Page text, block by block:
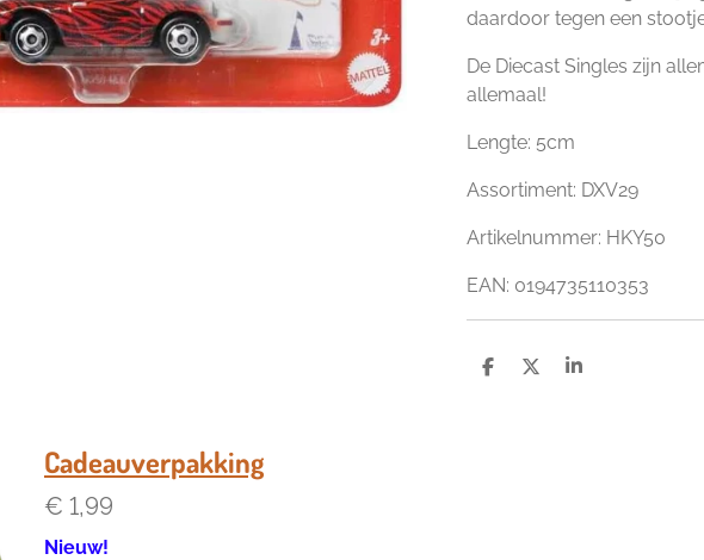
daardoor tegen een
De Diecast Singles zijn
allemaal!
Lengte: 5cm
Assortiment: DXV29
Artikelnummer: HKY50
EAN: 0194735110353
D
D
S
Cadeauverpakking
€ 1,99
Nieuw!